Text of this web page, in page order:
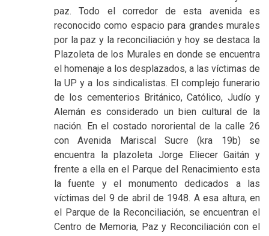
paz. Todo el corredor de esta avenida es
reconocido como espacio para grandes murales
por la paz y la reconciliación y hoy se destaca la
Plazoleta de los Murales en donde se encuentra
el homenaje a los desplazados, a las víctimas de
la UP y a los sindicalistas. El complejo funerario
de los cementerios Británico, Católico, Judío y
Alemán es considerado un bien cultural de la
nación. En el costado nororiental de la calle 26
con Avenida Mariscal Sucre (kra 19b) se
encuentra la plazoleta Jorge Eliecer Gaitán y
frente a ella en el Parque del Renacimiento esta
la fuente y el monumento dedicados a las
víctimas del 9 de abril de 1948. A esa altura, en
el Parque de la Reconciliación, se encuentran el
Centro de Memoria, Paz y Reconciliación con el